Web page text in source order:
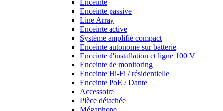
Enceinte
Enceinte passive
Line Array
Enceinte active
Système amplifié compact
Enceinte autonome sur batterie
Enceinte d'installation et ligne 100 V
Enceinte de monitoring
Enceinte Hi-Fi / résidentielle
Enceinte PoE / Dante
Accessoire
Pièce détachée
Mégaphone